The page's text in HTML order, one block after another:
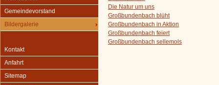
Gemeindevorstand
Bildergalerie
Kontakt
Anfahrt
Sitemap
Die Natur um uns
Großbundenbach blüht
Großbundenbach in Aktion
Großbundenbach feiert
Großbundenbach sellemols